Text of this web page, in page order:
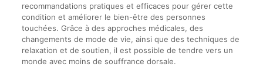
recommandations pratiques et efficaces pour gérer cette
condition et améliorer le bien-être des personnes
touchées. Grâce à des approches médicales, des
changements de mode de vie, ainsi que des techniques de
relaxation et de soutien, il est possible de tendre vers un
monde avec moins de souffrance dorsale.